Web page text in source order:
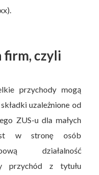
firm, czyli
przychody mogą
uzależnione od
ZUS-u dla małych
w stronę osób
działalność
przychód z tytułu